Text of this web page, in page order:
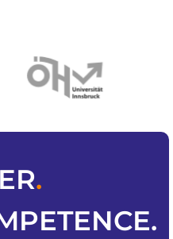
.
.